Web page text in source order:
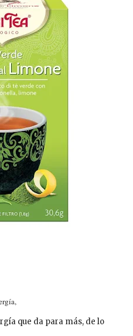
que da para más, de lo